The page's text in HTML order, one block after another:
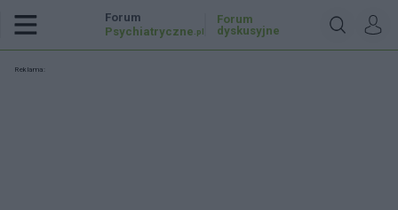
Forum
Psychiatryczne .pl
Forum
dyskusyjne
Reklama: